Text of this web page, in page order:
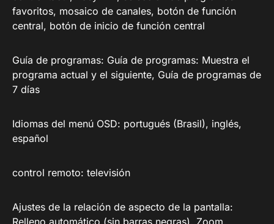
favoritos, mosaico de canales, botón de función
central, botón de inicio de función central
Guía de programas: Guía de programas: Muestra el
programa actual y el siguiente, Guía de programas de
7 días
Idiomas del menú OSD: portugués (Brasil), inglés,
español
control remoto: televisión
Ajustes de la relación de aspecto de la pantalla:
Relleno automático (sin barras negras), Zoom